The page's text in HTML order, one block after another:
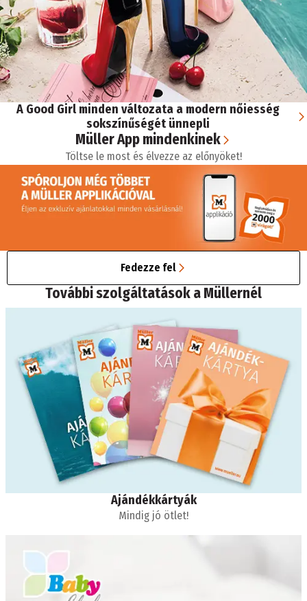
A Good Girl minden változata a modern nőiesség
sokszínűségét ünnepli
Müller App mindenkinek
Töltse le most és élvezze az előnyöket!
Fedezze fel
További szolgáltatások a Müllernél
Ajándékkártyák
Mindig jó ötlet!